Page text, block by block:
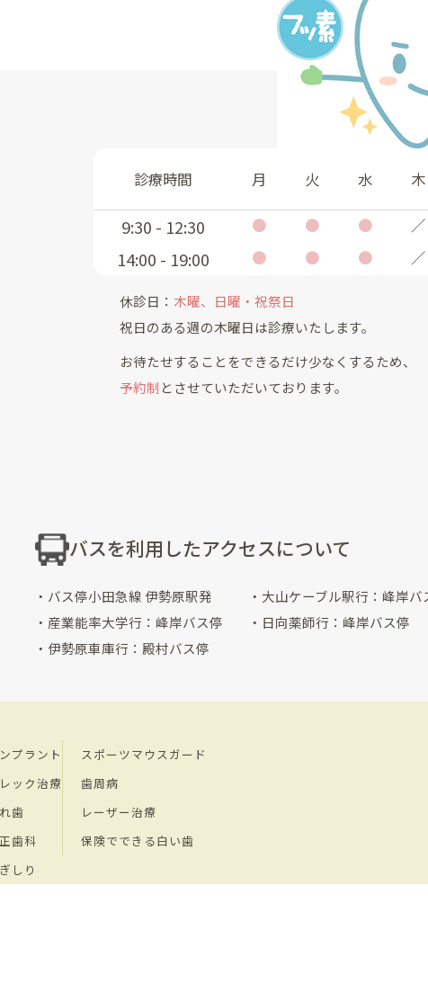
診療時間 月 火 水 木
9:30 - 12:30 ● ● ● ／
14:00 - 19:00 ● ● ● ／
休診日： 木曜、日曜・祝祭日
祝日のある週の木曜日は診療いたします。
お待たせすることをできるだけ少なくするため、
予約制 とさせていただいております。
バスを利用したアクセスについて
バス停小田急線 伊勢原駅発
大山ケーブル駅行：峰岸バ
産業能率大学行：峰岸バス停
日向薬師行：峰岸バス停
伊勢原車庫行：殿村バス停
プラント
ック治療
歯
歯科
しり
スポーツマウスガード
歯周病
レーザー治療
保険でできる白い歯